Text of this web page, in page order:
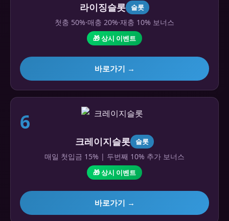
라이징슬롯 슬롯
첫충 50%·매충 20%·재충 10% 보너스
🎁 상시 이벤트
바로가기 →
6
크레이지슬롯 슬롯
매일 첫입금 15% | 두번째 10% 추가 보너스
🎁 상시 이벤트
바로가기 →